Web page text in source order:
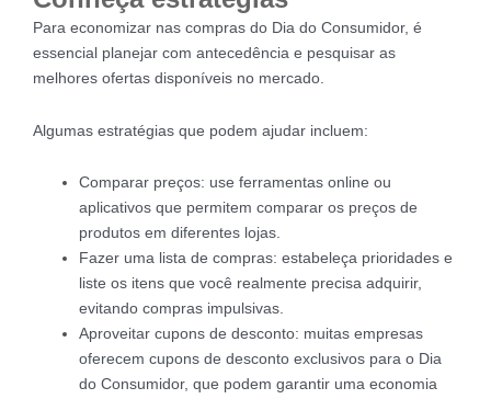
Para economizar nas compras do Dia do Consumidor, é
essencial planejar com antecedência e pesquisar as
melhores ofertas disponíveis no mercado.
Algumas estratégias que podem ajudar incluem:
Comparar preços: use ferramentas online ou
aplicativos que permitem comparar os preços de
produtos em diferentes lojas.
Fazer uma lista de compras: estabeleça prioridades e
liste os itens que você realmente precisa adquirir,
evitando compras impulsivas.
Aproveitar cupons de desconto: muitas empresas
oferecem cupons de desconto exclusivos para o Dia
do Consumidor, que podem garantir uma economia